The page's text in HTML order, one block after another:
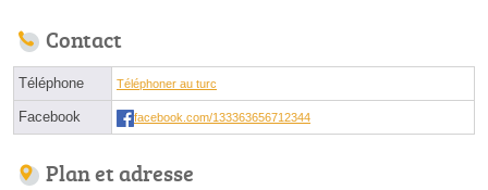
Contact
Téléphone Téléphoner au turc
Facebook facebook.com/133363656712344
Plan et adresse